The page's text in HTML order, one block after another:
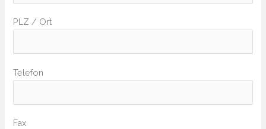
PLZ / Ort
Telefon
Fax